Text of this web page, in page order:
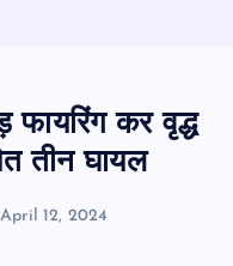
फायरिंग कर वृद्ध
तीन घायल
April 12, 2024